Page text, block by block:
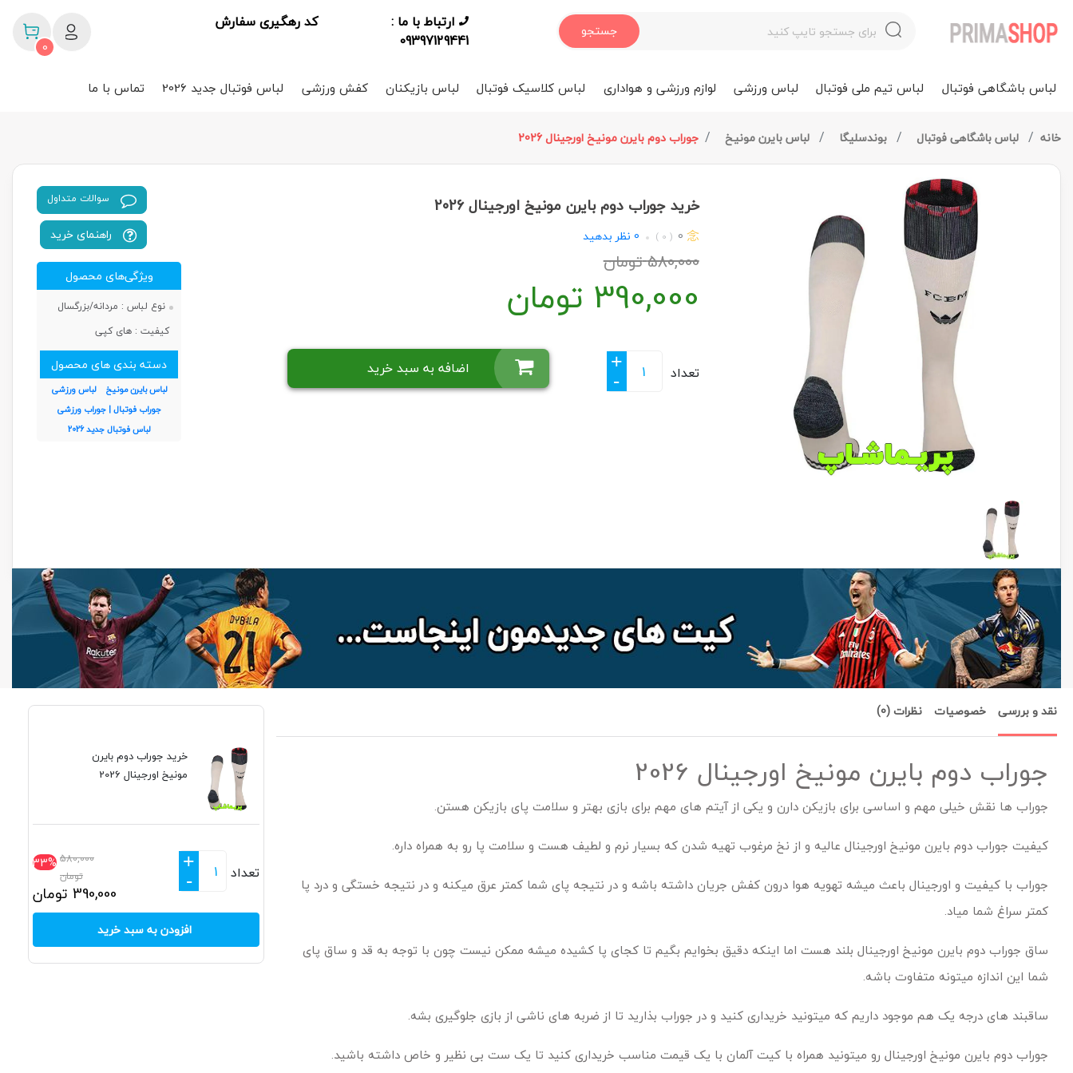
جستجو
ارتباط با ما :
09397129441
کد رهگیری سفارش
0
لباس باشگاهی فوتبال لباس تیم ملی فوتبال لباس ورزشی لوازم ورزشی و هواداری لباس کلاسیک فوتبال لباس بازیکنان کفش ورزشی لباس فوتبال جدید 2026 تماس با ما
خانه لباس باشگاهی فوتبال بوندسلیگا لباس بایرن مونیخ جوراب دوم بایرن مونیخ اورجینال 2026
خرید جوراب دوم بایرن مونیخ اورجینال 2026
0
( 0 )
0 نظر بدهید
580,000تومان
390,000 تومان
تعداد
+
-
اضافه به سبد خرید
سوالات متداول
راهنمای خرید
ویژگی‌های محصول
نوع لباس : مردانه/بزرگسال
کیفیت : های کپی
دسته بندی های محصول
لباس بایرن مونیخ
لباس ورزشی
جوراب فوتبال | جوراب ورزشی
لباس فوتبال جدید 2026
نقد و بررسی خصوصیات نظرات (0)
جوراب دوم بایرن مونیخ اورجینال 2026
جوراب ها نقش خیلی مهم و اساسی برای بازیکن دارن و یکی از آیتم های مهم برای بازی بهتر و سلامت پای بازیکن هستن.
کیفیت جوراب دوم بایرن مونیخ اورجینال عالیه و از نخ مرغوب تهیه شدن که بسیار نرم و لطیف هست و سلامت پا رو به همراه داره.
جوراب با کیفیت و اورجینال باعث میشه تهویه هوا درون کفش جریان داشته باشه و در نتیجه پای شما کمتر عرق میکنه و در نتیجه خستگی و درد پا
کمتر سراغ شما میاد.
ساق جوراب دوم بایرن مونیخ اورجینال بلند هست اما اینکه دقیق بخوایم بگیم تا کجای پا کشیده میشه ممکن نیست چون با توجه به قد و ساق پای
شما این اندازه میتونه متفاوت باشه.
ساقبند های درجه یک هم موجود داریم که میتونید خریداری کنید و در جوراب بذارید تا از ضربه های ناشی از بازی جلوگیری بشه.
جوراب دوم بایرن مونیخ اورجینال رو میتونید همراه با کیت آلمان با یک قیمت مناسب خریداری کنید تا یک ست بی نظیر و خاص داشته باشید.
خرید جوراب دوم بایرن
مونیخ اورجینال 2026
33%580,000
تومان
390,000 تومان
تعداد
+
-
افزودن به سبد خرید